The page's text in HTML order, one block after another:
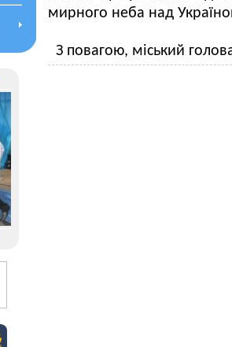
мирного неба над
З повагою, міський